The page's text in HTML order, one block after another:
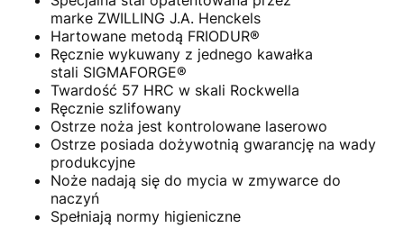
marke ZWILLING J.A. Henckels
Hartowane metodą FRIODUR®
Ręcznie wykuwany z jednego kawałka
stali SIGMAFORGE®
Twardość 57 HRC w skali Rockwella
Ręcznie szlifowany
Ostrze noża jest kontrolowane laserowo
Ostrze posiada dożywotnią gwarancję na wady
produkcyjne
Noże nadają się do mycia w zmywarce do
naczyń
Spełniają normy higieniczne